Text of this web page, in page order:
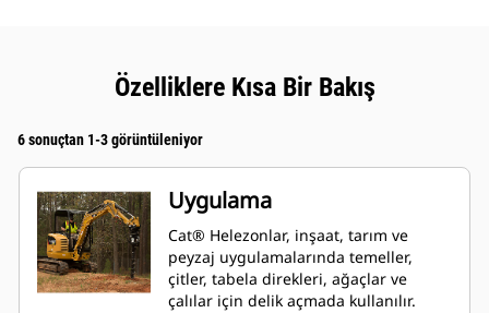
Özelliklere Kısa Bir Bakış
6 sonuçtan 1-3 görüntüleniyor
Uygulama
Cat® Helezonlar, inşaat, tarım ve
peyzaj uygulamalarında temeller,
çitler, tabela direkleri, ağaçlar ve
çalılar için delik açmada kullanılır.